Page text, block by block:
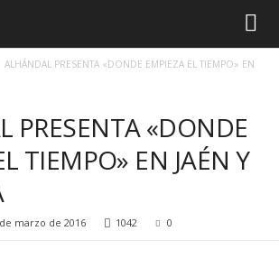
ALHÁNDAL PRESENTA «DONDE EMPIEZA EL TIEMPO» EN
PRESENTA «DONDE
TIEMPO» EN JAÉN Y
marzo de 2016 1042 0